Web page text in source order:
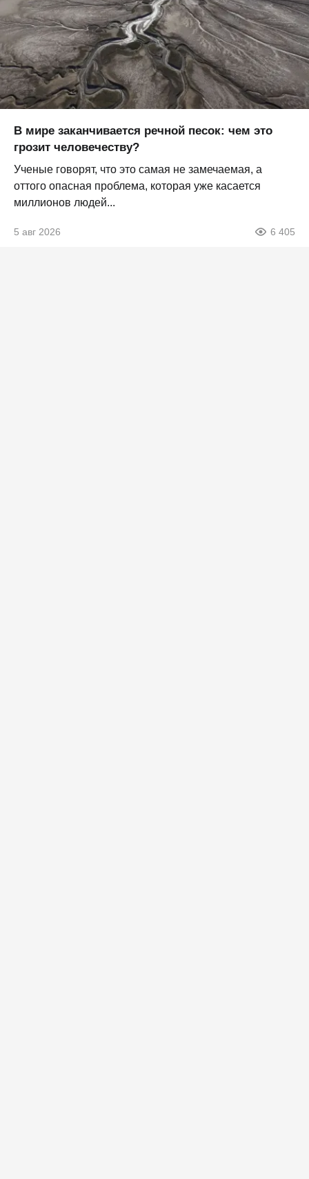
В мире заканчивается речной песок: чем это
грозит человечеству?
Ученые говорят, что это самая не замечаемая, а
оттого опасная проблема, которая уже касается
миллионов людей...
5 авг 2026 6 405